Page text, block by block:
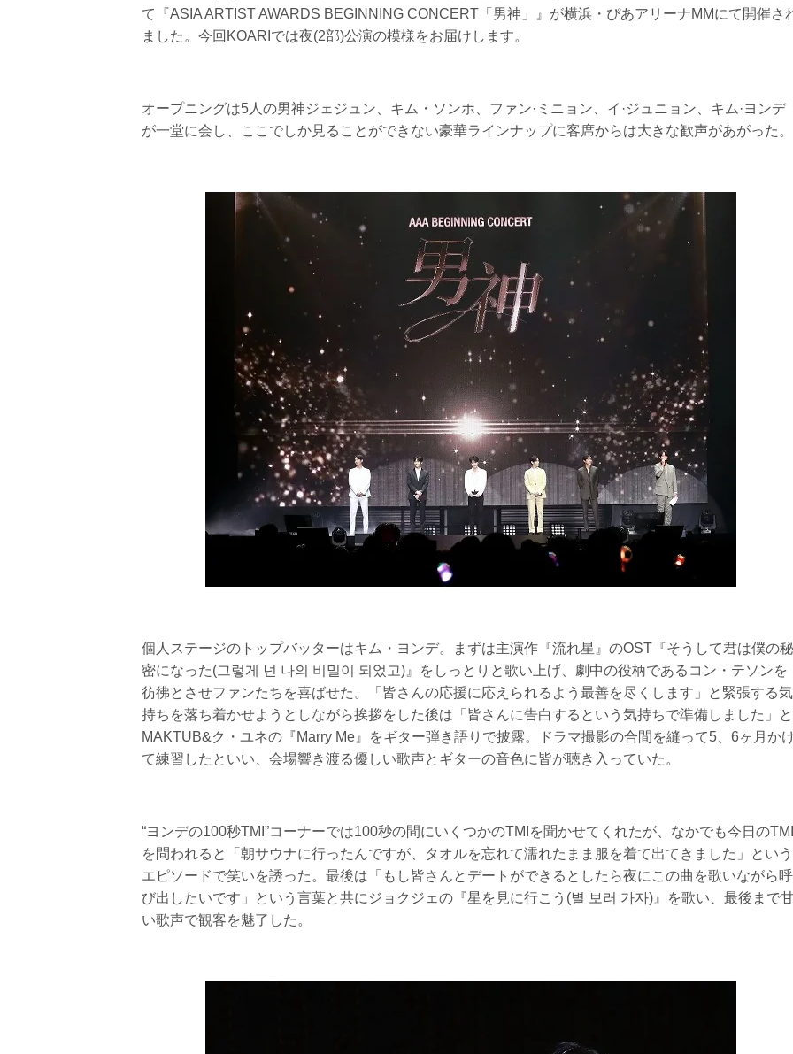
て『ASIA ARTIST AWARDS BEGINNING CONCERT「男神」』が横浜・ぴあアリーナMMにて開催さ
ました。今回KOARIでは夜(2部)公演の模様をお届けします。
オープニングは5人の男神ジェジュン、キム・ソンホ、ファン·ミニョン、イ·ジュニョン、キム·ヨンデ
が一堂に会し、ここでしか見ることができない豪華ラインナップに客席からは大きな歓声があがった。
個人ステージのトップバッターはキム・ヨンデ。まずは主演作『流れ星』のOST『そうして君は僕の秘
密になった(그렇게 넌 나의 비밀이 되었고)』をしっとりと歌い上げ、劇中の役柄であるコン・テソンを
彷彿とさせファンたちを喜ばせた。「皆さんの応援に応えられるよう最善を尽くします」と緊張する気
持ちを落ち着かせようとしながら挨拶をした後は「皆さんに告白するという気持ちで準備しました」と
MAKTUB&ク・ユネの『Marry Me』をギター弾き語りで披露。ドラマ撮影の合間を縫って5、6ヶ月か
て練習したといい、会場響き渡る優しい歌声とギターの音色に皆が聴き入っていた。
“ヨンデの100秒TMI”コーナーでは100秒の間にいくつかのTMIを聞かせてくれたが、なかでも今日のTMI
を問われると「朝サウナに行ったんですが、タオルを忘れて濡れたまま服を着て出てきました」という
エピソードで笑いを誘った。最後は「もし皆さんとデートができるとしたら夜にこの曲を歌いながら呼
び出したいです」という言葉と共にジョクジェの『星を見に行こう(별 보러 가자)』を歌い、最後まで
い歌声で観客を魅了した。